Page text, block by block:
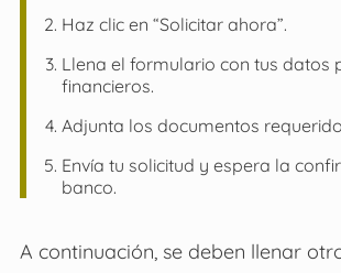
Haz clic en “Solicitar ahora”.
Llena el formulario con tus datos
financieros.
Adjunta los documentos
Envía tu solicitud y espera la
banco.
A continuación, se deben llenar